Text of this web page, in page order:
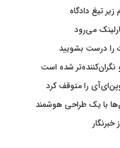
را درست بشویید
نگران‌کننده‌تر شده است
را متوقف کرد